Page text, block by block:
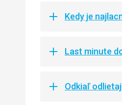
Kedy je
Last minute
Odkiaľ